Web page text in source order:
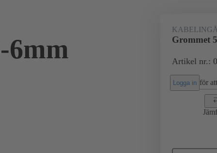
6mm Grommet
Artikel nr.:
Logga in för